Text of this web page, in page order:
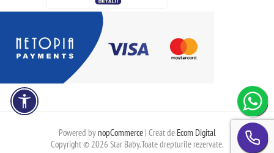
Powered by nopCommerce| Creat de Ecom Digital
Copyright © 2026 Star Baby.Toate drepturile rezervate.